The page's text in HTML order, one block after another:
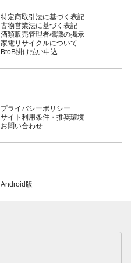
特定商取引法に基づく表記
古物営業法に基づく表記
酒類販売管理者標識の掲示
家電リサイクルについて
BtoB掛け払い申込
プライバシーポリシー
サイト利用条件・推奨環境
お問い合わせ
Android版